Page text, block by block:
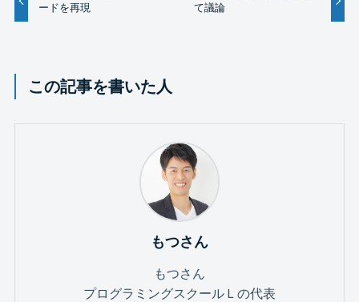
ードを再現
て議論
この記事を書いた人
もつさん
もつさん
プログラミングスクールＬの代表